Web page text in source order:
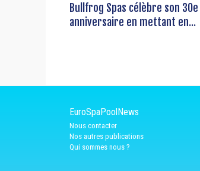
Bullfrog Spas célèbre son 30e
anniversaire en mettant en...
EuroSpaPoolNews
Nous contacter
Nos autres publications
Qui sommes nous ?